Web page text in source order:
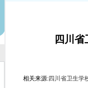
四川
相关来源:四川省卫生学